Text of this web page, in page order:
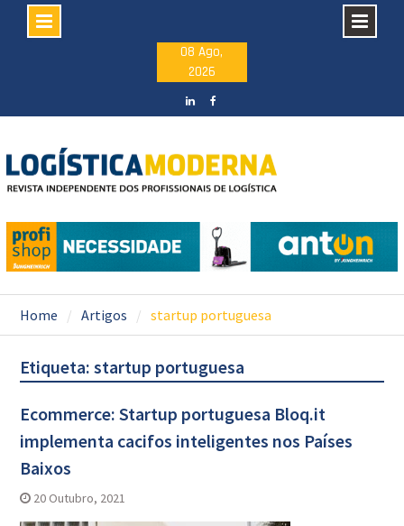
08 Ago,
2026
Home Artigos startup portuguesa
Etiqueta: startup portuguesa
Ecommerce: Startup portuguesa Bloq.it
implementa cacifos inteligentes nos Países
Baixos
20 Outubro, 2021